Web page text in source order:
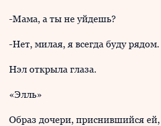
-Мама, а ты не уйдешь?
-Нет, милая, я всегда буду рядом.
Нэл открыла глаза.
«Элль»
Образ дочери, приснившийся ей,